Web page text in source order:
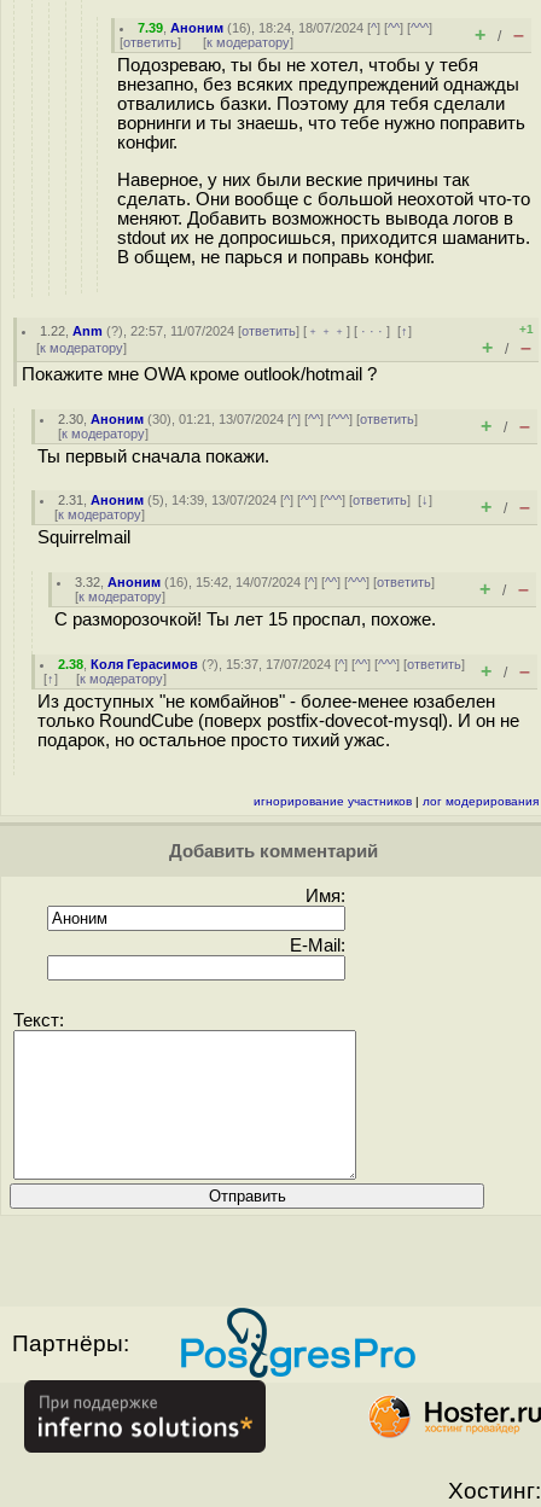
7.39 ,Аноним (16), 18:24, 18/07/2024 [^] [^^] [^^^]
[ответить] [к модератору] + / –
Подозреваю, ты бы не хотел, чтобы у тебя
внезапно, без всяких предупреждений однажды
отвалились базки. Поэтому для тебя сделали
ворнинги и ты знаешь, что тебе нужно поправить
конфиг.
Наверное, у них были веские причины так
сделать. Они вообще с большой неохотой что-то
меняют. Добавить возможность вывода логов в
stdout их не допросишься, приходится шаманить.
В общем, не парься и поправь конфиг.
1.22 ,Anm (?), 22:57, 11/07/2024 [ответить] [ ﹢﹢﹢] [ · · ·][↑]
[к модератору]
+1
+ / –
Покажите мне OWA кроме outlook/hotmail ?
2.30 ,Аноним (30), 01:21, 13/07/2024 [^] [^^] [^^^] [ответить]
[к модератору] + / –
Ты первый сначала покажи.
2.31 ,Аноним (5), 14:39, 13/07/2024 [^] [^^] [^^^] [ответить][↓]
[к модератору] + / –
Squirrelmail
3.32 ,Аноним (16), 15:42, 14/07/2024 [^] [^^] [^^^] [ответить]
[к модератору] + / –
С разморозочкой! Ты лет 15 проспал, похоже.
2.38 ,Коля Герасимов (?), 15:37, 17/07/2024 [^] [^^] [^^^] [ответить]
[↑] [к модератору] + / –
Из доступных "не комбайнов" - более-менее юзабелен
только RoundCube (поверх postfix-dovecot-mysql). И он не
подарок, но остальное просто тихий ужас.
игнорирование участников | лог модерирования
Добавить комментарий
Имя:
E-Mail:
Текст:
Партнёры:
Хостинг: